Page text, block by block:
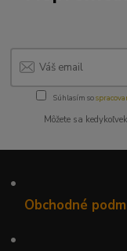
Súhlasím so
Môžete sa
•
Obchodné
•